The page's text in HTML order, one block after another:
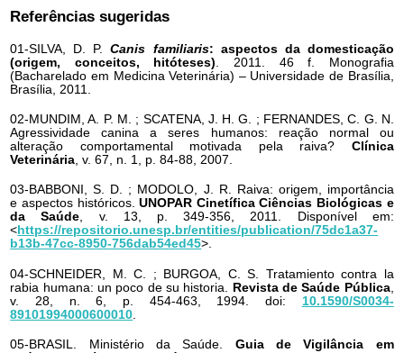
Referências sugeridas
01-SILVA, D. P.Canis familiaris: aspectos da domesticação
(origem, conceitos, hitóteses) . 2011. 46 f. Monografia
(Bacharelado em Medicina Veterinária) – Universidade de Brasília,
Brasília, 2011.
02-MUNDIM, A. P. M. ; SCATENA, J. H. G. ; FERNANDES, C. G. N.
Agressividade canina a seres humanos: reação normal ou
alteração comportamental motivada pela raiva? Clínica
Veterinária, v. 67, n. 1, p. 84-88, 2007.
03-BABBONI, S. D. ; MODOLO, J. R. Raiva: origem, importância
e aspectos históricos.UNOPAR Cinetífica Ciências Biológicas e
da Saúde, v. 13, p. 349-356, 2011. Disponível em:
< https://repositorio.unesp.br/entities/publication/75dc1a37-
b13b-47cc-8950-756dab54ed45>.
04-SCHNEIDER, M. C. ; BURGOA, C. S. Tratamiento contra la
rabia humana: un poco de su historia.
Revista de Saúde Pública,
v. 28, n. 6, p. 454-463, 1994. doi: 10.1590/S0034-
89101994000600010
05-BRASIL. Ministério da Saúde. Guia de Vigilância em